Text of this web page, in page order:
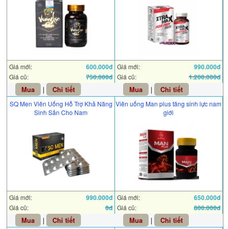
Giá mới: 600.000đ
Giá cũ: 750.000đ
Mua | Chi tiết
Giá mới: 990.000đ
Giá cũ: 1.200.000đ
Mua | Chi tiết
SQ Men Viên Uống Hỗ Trợ Khả Năng
Sinh Sản Cho Nam
Giá mới: 990.000đ
Giá cũ: 0đ
Mua | Chi tiết
Viên uống Man plus tăng sinh lực nam
giới
Giá mới: 650.000đ
Giá cũ: 800.000đ
Mua | Chi tiết